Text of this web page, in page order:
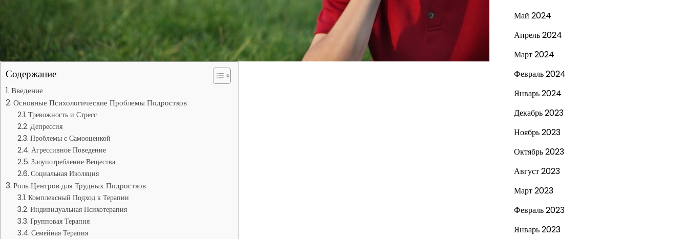
Содержание
Введение
Основные Психологические Проблемы Подростков
Тревожность и Стресс
Депрессия
Проблемы с Самооценкой
Агрессивное Поведение
Злоупотребление Вещества
Социальная Изоляция
Роль Центров для Трудных Подростков
Комплексный Подход к Терапии
Индивидуальная Психотерапия
Групповая Терапия
Семейная Терапия
Май 2024
Апрель 2024
Март 2024
Февраль 2024
Январь 2024
Декабрь 2023
Ноябрь 2023
Октябрь 2023
Август 2023
Март 2023
Февраль 2023
Январь 2023